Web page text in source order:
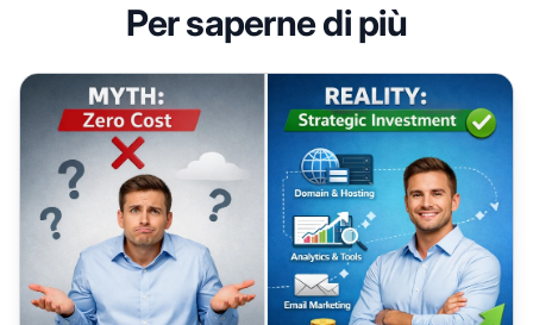
Per saperne di più
Investimento Minimo per Iniziare con l’Affiliate Marketing